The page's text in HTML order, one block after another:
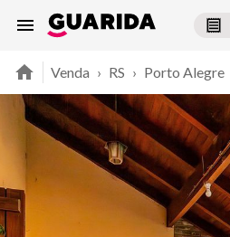
Venda › RS › Porto Alegre